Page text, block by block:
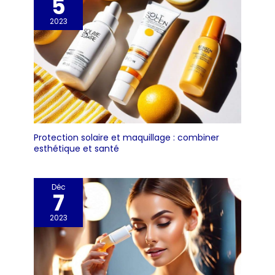
d'une fonction de
comptage qui peut
vous aider à calculer
rapidement et
facilement le nombre
d'articles tels que des
vis, des caoutchoucs,
etc Facile à Utiliser: Elle
alertera l'utilisateur
lorsque la plage de
détection de poids est
Auto-arrêt après 3
minutes d'inactivé pour
prolonger la durée de
vie de la pile. Alimentée
grâce à 2 piles AAA
(Incluses)
5
2023
Protection solaire et maquillage : combiner
esthétique et santé
Déc
7
2023